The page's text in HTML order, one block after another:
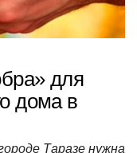
для
дома в
Таразе нужна